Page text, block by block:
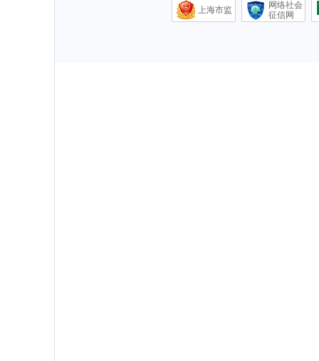
上海市监
网络社会
征信网